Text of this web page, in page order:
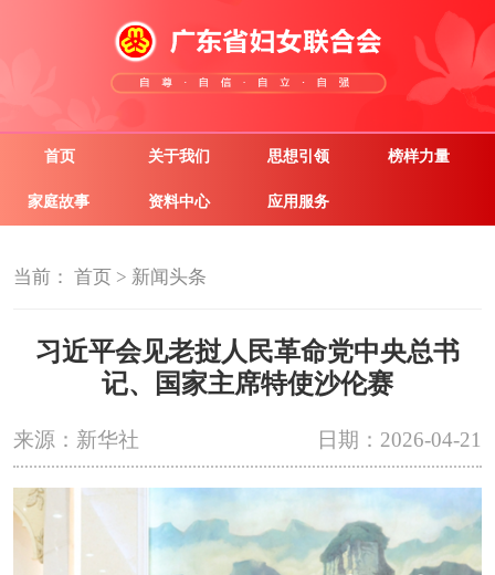
首页 关于我们 思想引领 榜样力量
家庭故事 资料中心 应用服务
当前： 首页> 新闻头条
习近平会见老挝人民革命党中央总书
记、国家主席特使沙伦赛
日期：2026-04-21
来源：新华社